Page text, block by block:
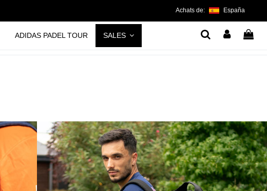
Achats de: España
ADIDAS PADEL TOUR SALES